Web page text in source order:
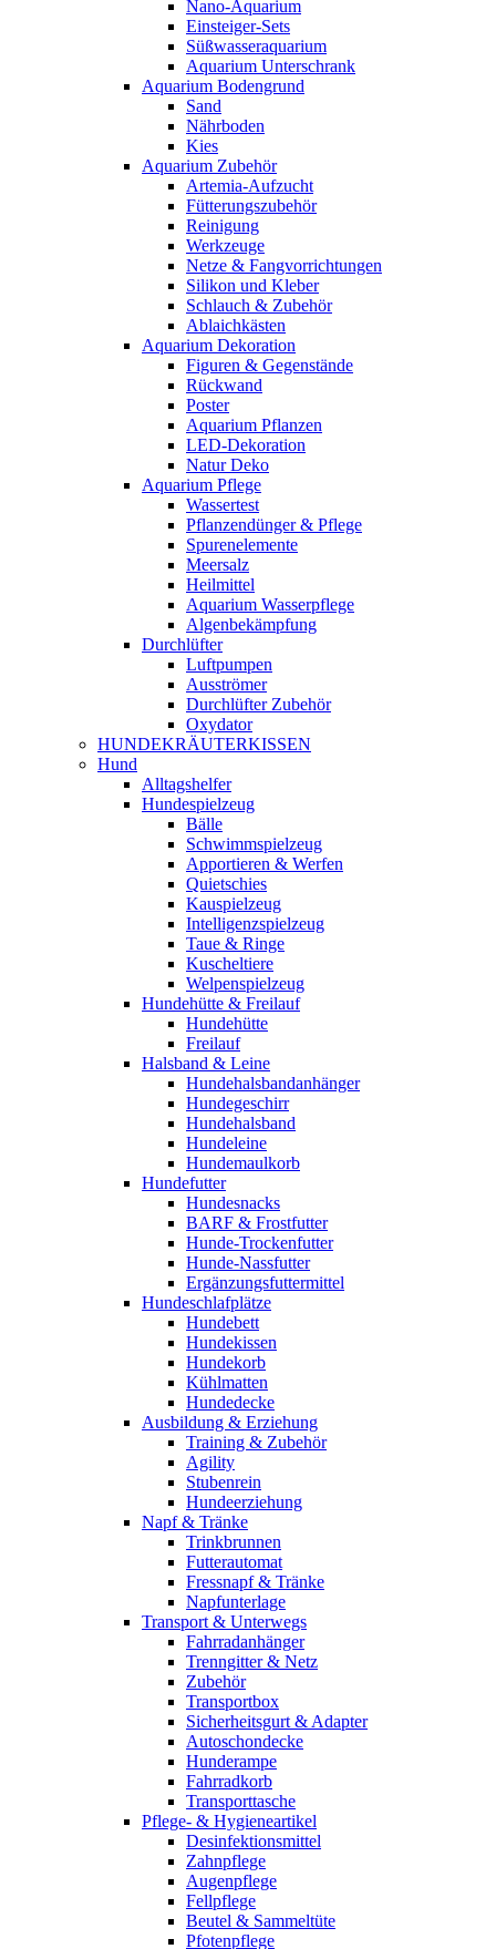
Nano-Aquarium
Einsteiger-Sets
Süßwasseraquarium
Aquarium Unterschrank
Aquarium Bodengrund
Sand
Nährboden
Kies
Aquarium Zubehör
Artemia-Aufzucht
Fütterungszubehör
Reinigung
Werkzeuge
Netze & Fangvorrichtungen
Silikon und Kleber
Schlauch & Zubehör
Ablaichkästen
Aquarium Dekoration
Figuren & Gegenstände
Rückwand
Poster
Aquarium Pflanzen
LED-Dekoration
Natur Deko
Aquarium Pflege
Wassertest
Pflanzendünger & Pflege
Spurenelemente
Meersalz
Heilmittel
Aquarium Wasserpflege
Algenbekämpfung
Durchlüfter
Luftpumpen
Ausströmer
Durchlüfter Zubehör
Oxydator
HUNDEKRÄUTERKISSEN
Hund
Alltagshelfer
Hundespielzeug
Bälle
Schwimmspielzeug
Apportieren & Werfen
Quietschies
Kauspielzeug
Intelligenzspielzeug
Taue & Ringe
Kuscheltiere
Welpenspielzeug
Hundehütte & Freilauf
Hundehütte
Freilauf
Halsband & Leine
Hundehalsbandanhänger
Hundegeschirr
Hundehalsband
Hundeleine
Hundemaulkorb
Hundefutter
Hundesnacks
BARF & Frostfutter
Hunde-Trockenfutter
Hunde-Nassfutter
Ergänzungsfuttermittel
Hundeschlafplätze
Hundebett
Hundekissen
Hundekorb
Kühlmatten
Hundedecke
Ausbildung & Erziehung
Training & Zubehör
Agility
Stubenrein
Hundeerziehung
Napf & Tränke
Trinkbrunnen
Futterautomat
Fressnapf & Tränke
Napfunterlage
Transport & Unterwegs
Fahrradanhänger
Trenngitter & Netz
Zubehör
Transportbox
Sicherheitsgurt & Adapter
Autoschondecke
Hunderampe
Fahrradkorb
Transporttasche
Pflege- & Hygieneartikel
Desinfektionsmittel
Zahnpflege
Augenpflege
Fellpflege
Beutel & Sammeltüte
Pfotenpflege